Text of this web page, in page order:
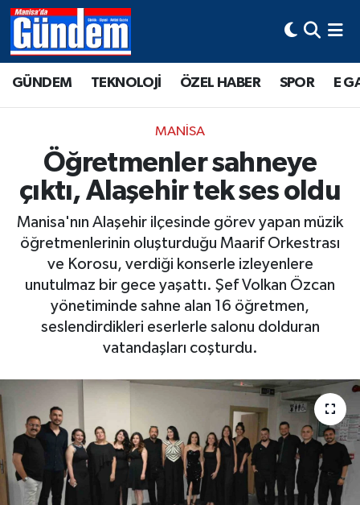
GÜNDEM TEKNOLOJİ ÖZEL HABER SPOR E
MANİSA
Öğretmenler sahneye
çıktı, Alaşehir tek ses oldu
Manisa'nın Alaşehir ilçesinde görev yapan müzik
öğretmenlerinin oluşturduğu Maarif Orkestrası
ve Korosu, verdiği konserle izleyenlere
unutulmaz bir gece yaşattı. Şef Volkan Özcan
yönetiminde sahne alan 16 öğretmen,
seslendirdikleri eserlerle salonu dolduran
vatandaşları coşturdu.
Manisa Hava Durumu
Süper Lig Puan Durumu ve Fikstür
Tüm Manşetler
Son Dakika Haberleri
Haber Arşivi